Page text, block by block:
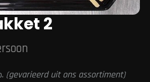
2
(gevarieerd uit ons assortiment)